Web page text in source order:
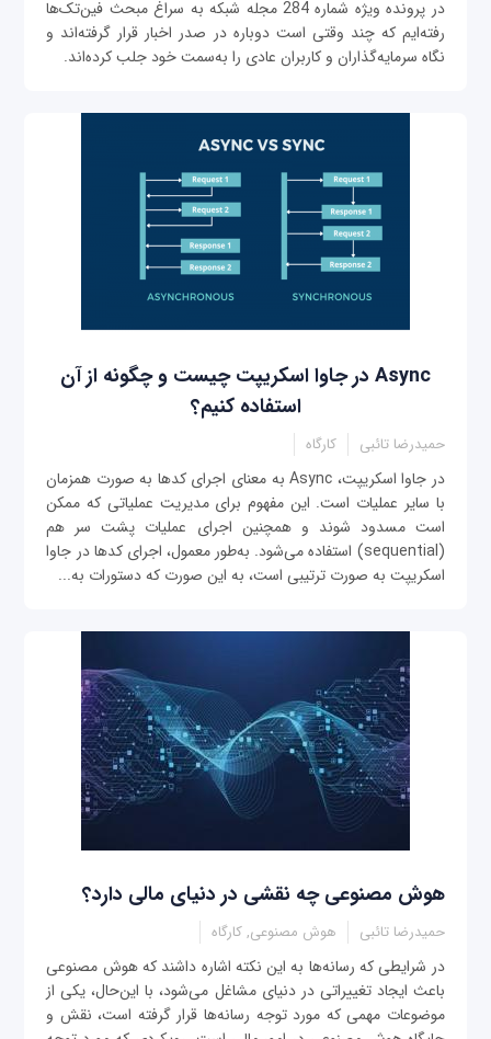
در پرونده ویژه شماره 284 مجله شبکه به سراغ مبحث فین‌تک‌ها
رفته‌ایم که چند وقتی است دوباره در صدر اخبار قرار گرفته‌اند و
نگاه سرمایه‌گذاران و کاربران عادی را به‌سمت خود جلب کرده‌اند.
Async در جاوا اسکریپت چیست و چگونه از آن
استفاده کنیم؟‌
حمیدرضا تائبی کارگاه
در جاوا اسکریپت، Async به معنای اجرای کدها به صورت همزمان
با سایر عملیات است. این مفهوم برای مدیریت عملیاتی که ممکن
است مسدود شوند و همچنین اجرای عملیات پشت سر هم
(sequential) استفاده می‌شود. به‌طور معمول، اجرای کدها در جاوا
اسکریپت به صورت ترتیبی است، به این صورت که دستورات به...
هوش مصنوعی چه نقشی در دنیای مالی دارد؟
حمیدرضا تائبی هوش مصنوعی, کارگاه
در شرایطی که رسانه‌ها به این نکته اشاره داشند که هوش مصنوعی
باعث ایجاد تغییراتی در دنیای مشاغل می‌شود، با این‌حال، یکی از
موضوعات مهمی که مورد توجه رسانه‌ها قرار گرفته است، نقش و